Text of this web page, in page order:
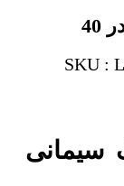
SKU :
سیمانی